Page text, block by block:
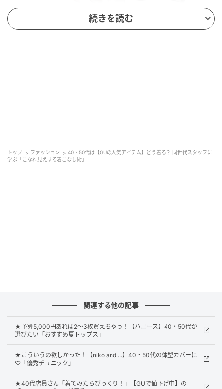
ズで体型カバーも狙える一枚。ドルマンスリーブなの
続きを読む
トップ ファッション
40・50代は【GUの人気アイテム】どう着る？ 同世代スタッフに
学ぶ「こなれ見えする着こなし術」
関連する他の記事
★予算5,000円あれば2〜3枚買えちゃう！【ハニーズ】40・50代が
選びたい「おすすめ夏トップス」
★こういうの欲しかった！【niko and ...】40・50代の体型カバーに
♡「優秀チュニック」
★40代店員さん「着てみたらびっくり！」【GUで値下げ中】の